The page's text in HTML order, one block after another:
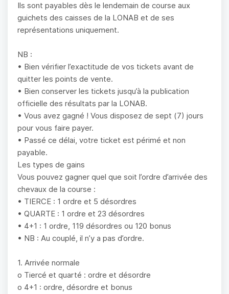
Ils sont payables dès le lendemain de course aux
guichets des caisses de la LONAB et de ses
représentations uniquement.
NB :
• Bien vérifier l’exactitude de vos tickets avant de
quitter les points de vente.
• Bien conserver les tickets jusqu’à la publication
officielle des résultats par la LONAB.
• Vous avez gagné ! Vous disposez de sept (7) jours
pour vous faire payer.
• Passé ce délai, votre ticket est périmé et non
payable.
Les types de gains
Vous pouvez gagner quel que soit l’ordre d’arrivée des
chevaux de la course :
• TIERCE : 1 ordre et 5 désordres
• QUARTE : 1 ordre et 23 désordres
• 4+1 : 1 ordre, 119 désordres ou 120 bonus
• NB : Au couplé, il n’y a pas d’ordre.
1. Arrivée normale
o Tiercé et quarté : ordre et désordre
o 4+1 : ordre, désordre et bonus